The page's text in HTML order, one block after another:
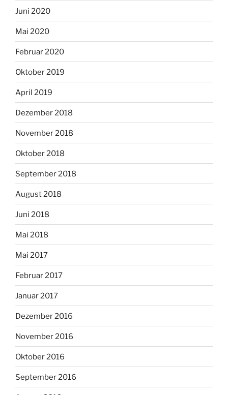
Juni 2020
Mai 2020
Februar 2020
Oktober 2019
April 2019
Dezember 2018
November 2018
Oktober 2018
September 2018
August 2018
Juni 2018
Mai 2018
Mai 2017
Februar 2017
Januar 2017
Dezember 2016
November 2016
Oktober 2016
September 2016